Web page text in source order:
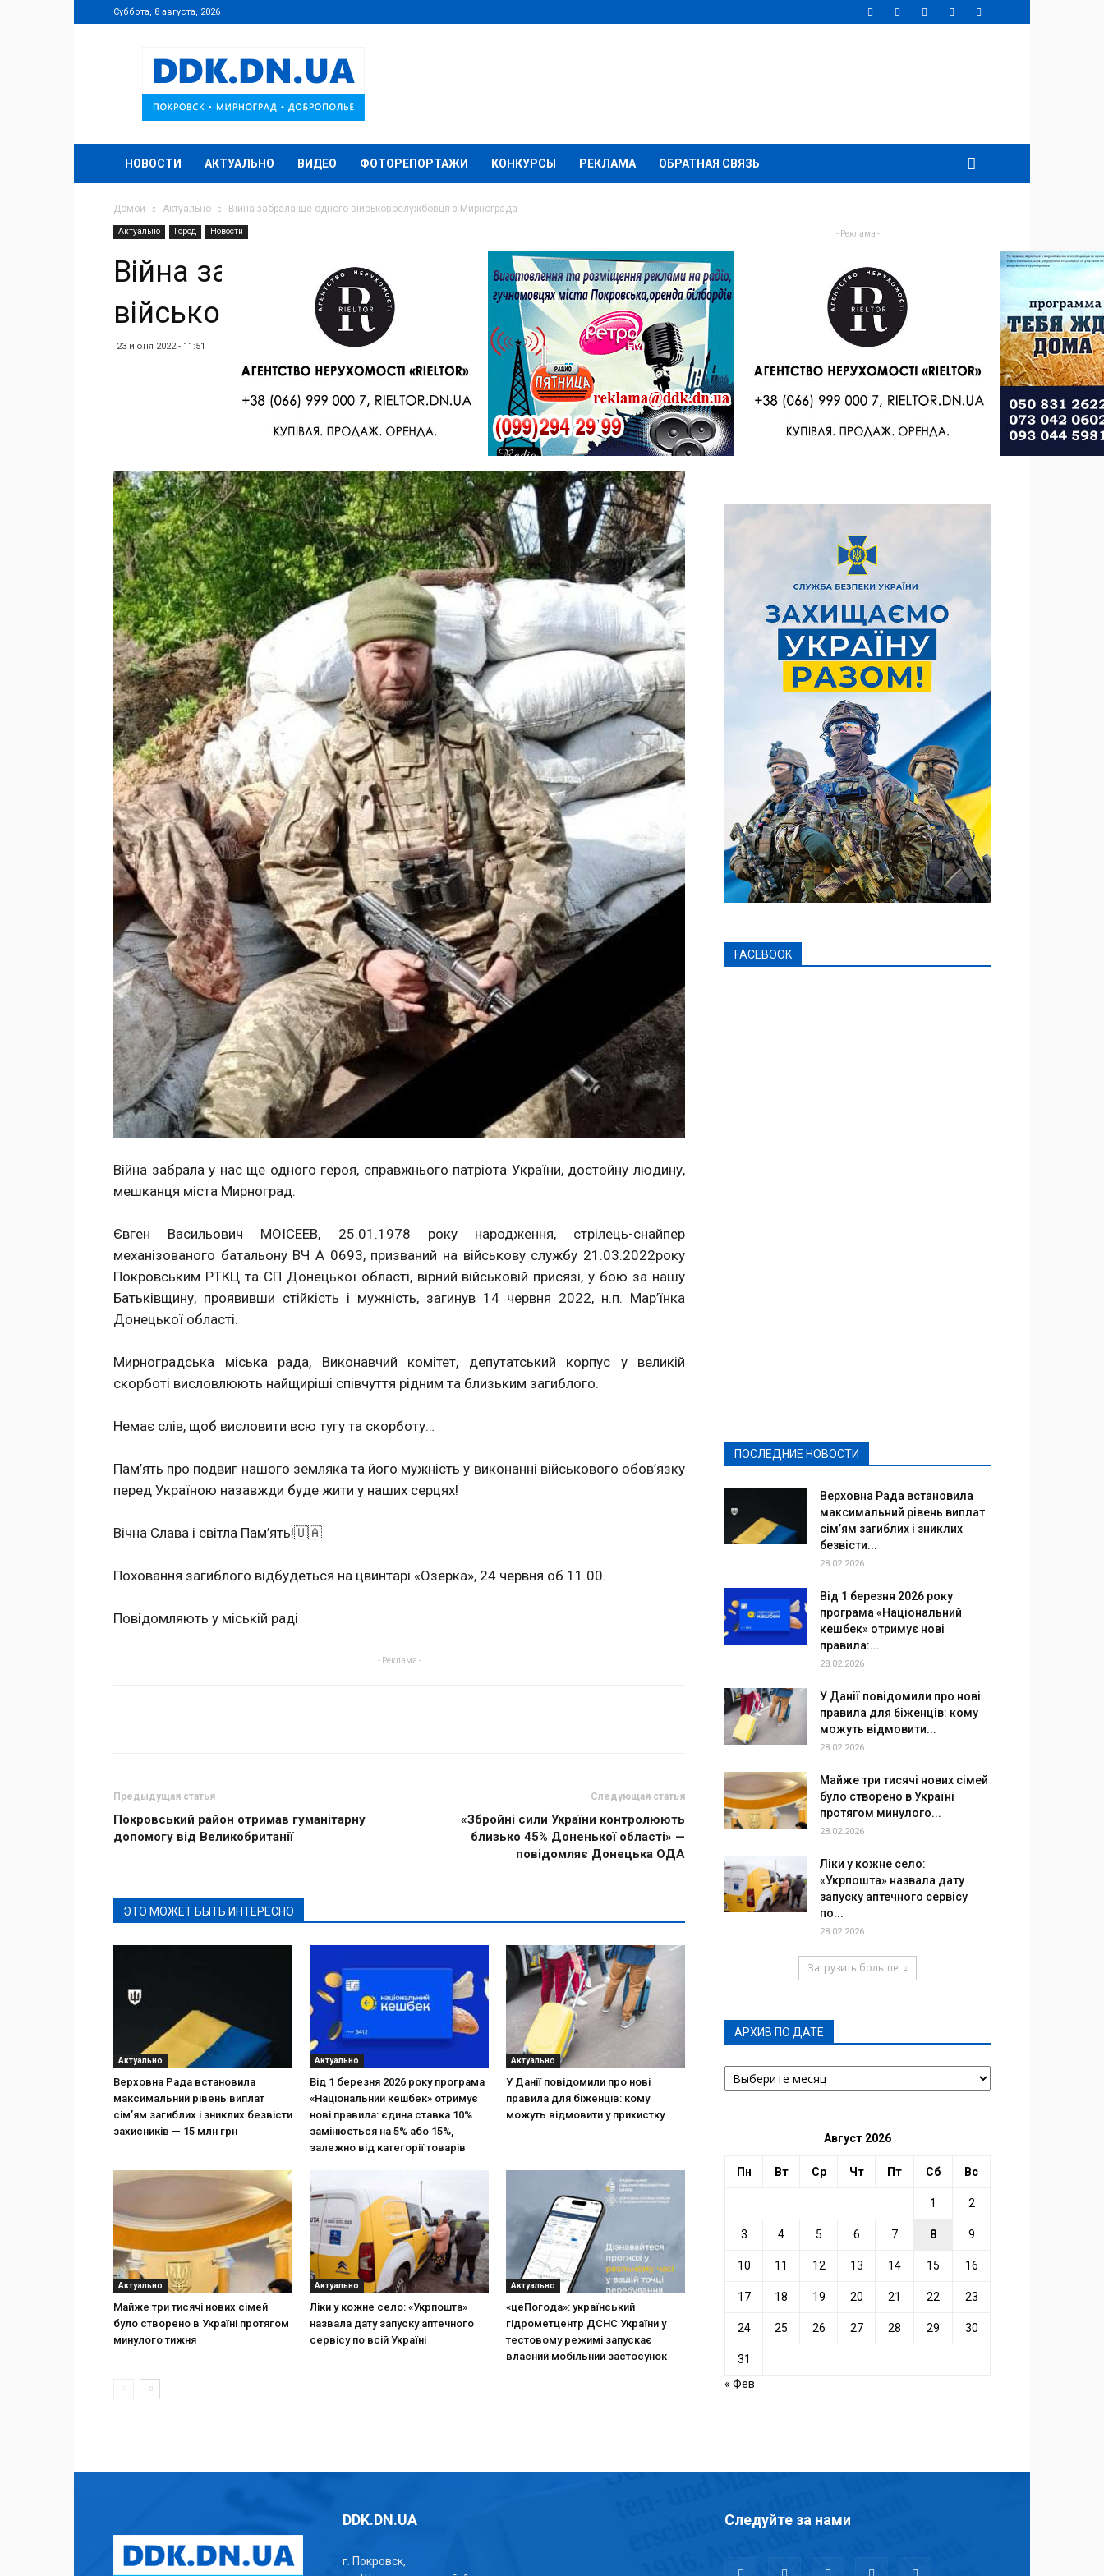
Суббота, 8 августа, 2026
DDK.DN.UA
НОВОСТИ АКТУАЛЬНО ВИДЕО ФОТОРЕПОРТАЖИ КОНКУРСЫ РЕКЛАМА ОБРАТНАЯ СВЯЗЬ
Домой Актуально Війна забрала ще одного військовослужбовця з Мирнограда
Актуально Город Новости
Війна забрала ще одного
військовослужбовця з Мирнограда
23 июня 2022 - 11:51
Війна забрала у нас ще одного героя, справжнього патріота України, достойну людину,
мешканця міста Мирноград.
Євген Васильович МОІСЕЕВ, 25.01.1978 року народження, стрілець-снайпер
механізованого батальону ВЧ А 0693, призваний на військову службу 21.03.2022року
Покровським РТКЦ та СП Донецької області, вірний військовій присязі, у бою за нашу
Батьківщину, проявивши стійкість і мужність, загинув 14 червня 2022, н.п. Мар’їнка
Донецької області.
Мирноградська міська рада, Виконавчий комітет, депутатський корпус у великій
скорботі висловлюють найщиріші співчуття рідним та близьким загиблого.
Немає слів, щоб висловити всю тугу та скорботу…
Пам’ять про подвиг нашого земляка та його мужність у виконанні військового обов’язку
перед Україною назавжди буде жити у наших серцях!
Вічна Слава і світла Пам’ять!🇺🇦
Поховання загиблого відбудеться на цвинтарі «Озерка», 24 червня об 11.00.
Повідомляють у міській раді
- Реклама -
Предыдущая статья
Покровський район отримав гуманітарну
допомогу від Великобританії
Следующая статья
«Збройні сили України контролюють
близько 45% Доненької області» —
повідомляє Донецька ОДА
ЭТО МОЖЕТ БЫТЬ ИНТЕРЕСНО
Актуально
Верховна Рада встановила
максимальний рівень виплат
сім’ям загиблих і зниклих безвісти
захисників — 15 млн грн
Актуально
Від 1 березня 2026 року програма
«Національний кешбек» отримує
нові правила: єдина ставка 10%
замінюється на 5% або 15%,
залежно від категорії товарів
Актуально
У Данії повідомили про нові
правила для біженців: кому
можуть відмовити у прихистку
Актуально
Майже три тисячі нових сімей
було створено в Україні протягом
минулого тижня
Актуально
Ліки у кожне село: «Укрпошта»
назвала дату запуску аптечного
сервісу по всій Україні
Актуально
«цеПогода»: український
гідрометцентр ДСНС України у
тестовому режимі запускає
власний мобільний застосунок
- Реклама -
FACEBOOK
ПОСЛЕДНИЕ НОВОСТИ
Верховна Рада встановила
максимальний рівень виплат
сім’ям загиблих і зниклих
безвісти...
28.02.2026
Від 1 березня 2026 року
програма «Національний
кешбек» отримує нові
правила:...
28.02.2026
У Данії повідомили про нові
правила для біженців: кому
можуть відмовити...
28.02.2026
Майже три тисячі нових сімей
було створено в Україні
протягом минулого...
28.02.2026
Ліки у кожне село:
«Укрпошта» назвала дату
запуску аптечного сервісу
по...
28.02.2026
Загрузить больше
АРХИВ ПО ДАТЕ
АРХИВ
ПО
Август 2026
Пн Вт Ср Чт Пт Сб Вс
1 2
3 4 5 6 7 8 9
10 11 12 13 14 15 16
17 18 19 20 21 22 23
24 25 26 27 28 29 30
31
« Фев
DDK.DN.UA
г. Покровск,
Следуйте за нами